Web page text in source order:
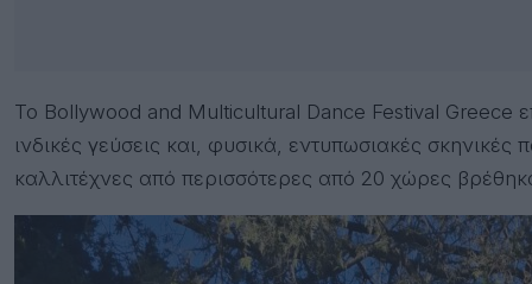
Το Bollywood and Multicultural Dance Festival Greece
ινδικές γεύσεις και, φυσικά, εντυπωσιακές
καλλιτέχνες από περισσότερες από 20 χώρες